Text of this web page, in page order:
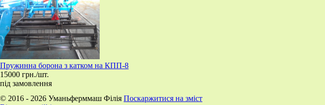
Пружинна борона з катком на КПП-8
15000 грн./шт.
під замовлення
© 2016 - 2026 Уманьферммаш Філія Поскаржитися на зміст